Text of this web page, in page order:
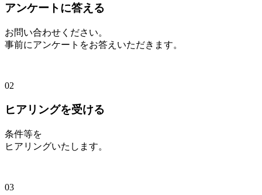
アンケートに答える
お問い合わせください。
事前にアンケートをお答えいただきます。
02
ヒアリングを受ける
条件等を
ヒアリングいたします。
03